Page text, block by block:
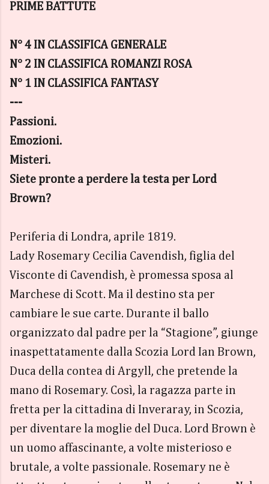
PRIME BATTUTE
N° 4 IN CLASSIFICA GENERALE
N° 2 IN CLASSIFICA ROMANZI ROSA
N° 1 IN CLASSIFICA FANTASY
---
Passioni.
Emozioni.
Misteri.
Siete pronte a perdere la testa per Lord
Brown?
Periferia di Londra, aprile 1819.
Lady Rosemary Cecilia Cavendish, figlia del
Visconte di Cavendish, è promessa sposa al
Marchese di Scott. Ma il destino sta per
cambiare le sue carte. Durante il ballo
organizzato dal padre per la “Stagione”, giunge
inaspettatamente dalla Scozia Lord Ian Brown,
Duca della contea di Argyll, che pretende la
mano di Rosemary. Così, la ragazza parte in
fretta per la cittadina di Inveraray, in Scozia,
per diventare la moglie del Duca. Lord Brown è
un uomo affascinante, a volte misterioso e
brutale, a volte passionale. Rosemary ne è